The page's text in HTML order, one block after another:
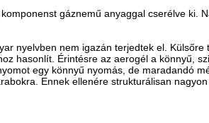
gáznemű anyaggal cserélve ki.
nyelvben nem igazán terjedtek el. Külsőre
hasonlít. Érintésre az aerogél a könnyű,
egy könnyű nyomás, de maradandó
Ennek ellenére strukturálisan